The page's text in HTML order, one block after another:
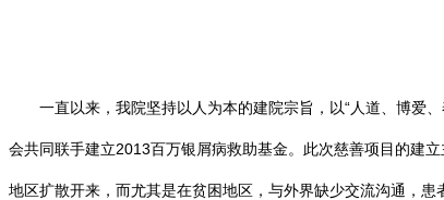
一直以来，我院坚持以人为本的建院宗旨，以“人道、博爱、
会共同联手建立2013百万银屑病救助基金。此次慈善项目的建
地区扩散开来，而尤其是在贫困地区，与外界缺少交流沟通，患